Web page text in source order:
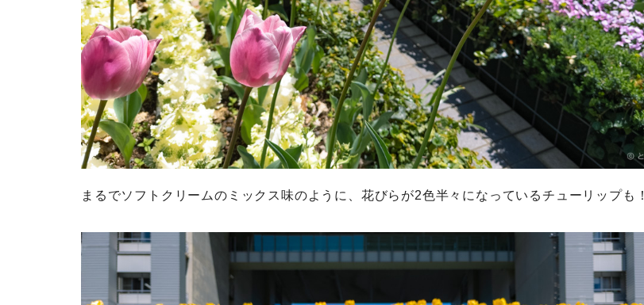
まるでソフトクリームのミックス味のように、花びらが2色半々になっているチューリップも！